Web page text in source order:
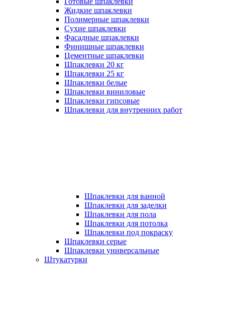
Жидкие шпаклевки
Полимерные шпаклевки
Сухие шпаклевки
Фасадные шпаклевки
Финишные шпаклевки
Цементные шпаклевки
Шпаклевки 20 кг
Шпаклевки 25 кг
Шпаклевки белые
Шпаклевки виниловые
Шпаклевки гипсовые
Шпаклевки для внутренних работ
Шпаклевки для ванной
Шпаклевки для заделки
Шпаклевки для пола
Шпаклевки для потолка
Шпаклевки под покраску
Шпаклевки серые
Шпаклевки универсальные
Штукатурки